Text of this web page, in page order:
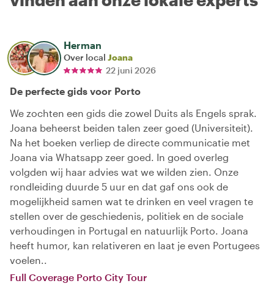
Herman
Over local Joana
22 juni 2026
De perfecte gids voor Porto
We zochten een gids die zowel Duits als Engels sprak.
Joana beheerst beiden talen zeer goed (Universiteit).
Na het boeken verliep de directe communicatie met
Joana via Whatsapp zeer goed. In goed overleg
volgden wij haar advies wat we wilden zien. Onze
rondleiding duurde 5 uur en dat gaf ons ook de
mogelijkheid samen wat te drinken en veel vragen te
stellen over de geschiedenis, politiek en de sociale
verhoudingen in Portugal en natuurlijk Porto. Joana
heeft humor, kan relativeren en laat je even Portugees
voelen..
Full Coverage Porto City Tour